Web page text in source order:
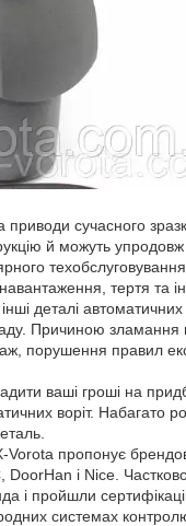
приводи сучасного
й можуть упродовж
навантаження, тертя та
деталі
Причиною зламання
порушення правил
ваші гроші на
воріт. Набагато
Vorota пропонує
DoorHan і Nice.
і пройшли
системах контролю